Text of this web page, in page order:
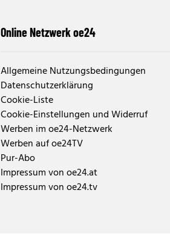
Online Netzwerk oe24
Allgemeine Nutzungsbedingungen
Datenschutzerklärung
Cookie-Liste
Cookie-Einstellungen und Widerruf
Werben im oe24-Netzwerk
Werben auf oe24TV
Pur-Abo
Impressum von oe24.at
Impressum von oe24.tv